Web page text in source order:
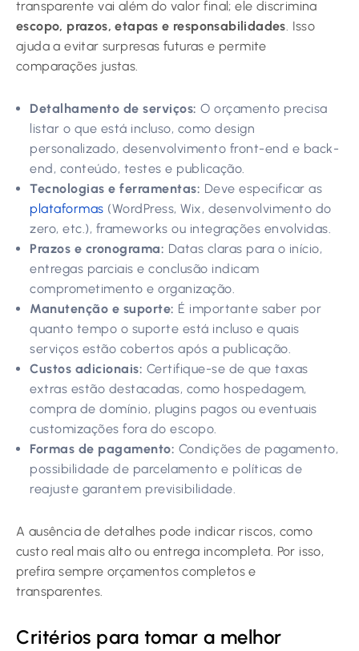
transparente vai além do valor final; ele discrimina
escopo, prazos, etapas e responsabilidades. Isso
ajuda a evitar surpresas futuras e permite
comparações justas.
Detalhamento de serviços: O orçamento precisa
listar o que está incluso, como design
personalizado, desenvolvimento front-end e back-
end, conteúdo, testes e publicação.
Tecnologias e ferramentas: Deve especificar as
plataformas (WordPress, Wix, desenvolvimento do
zero, etc.), frameworks ou integrações envolvidas.
Prazos e cronograma: Datas claras para o início,
entregas parciais e conclusão indicam
comprometimento e organização.
Manutenção e suporte: É importante saber por
quanto tempo o suporte está incluso e quais
serviços estão cobertos após a publicação.
Custos adicionais: Certifique-se de que taxas
extras estão destacadas, como hospedagem,
compra de domínio, plugins pagos ou eventuais
customizações fora do escopo.
Formas de pagamento: Condições de pagamento,
possibilidade de parcelamento e políticas de
reajuste garantem previsibilidade.
A ausência de detalhes pode indicar riscos, como
custo real mais alto ou entrega incompleta. Por isso,
prefira sempre orçamentos completos e
transparentes.
Critérios para tomar a melhor